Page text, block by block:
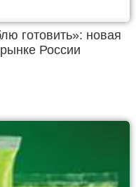
готовить»: новая
России